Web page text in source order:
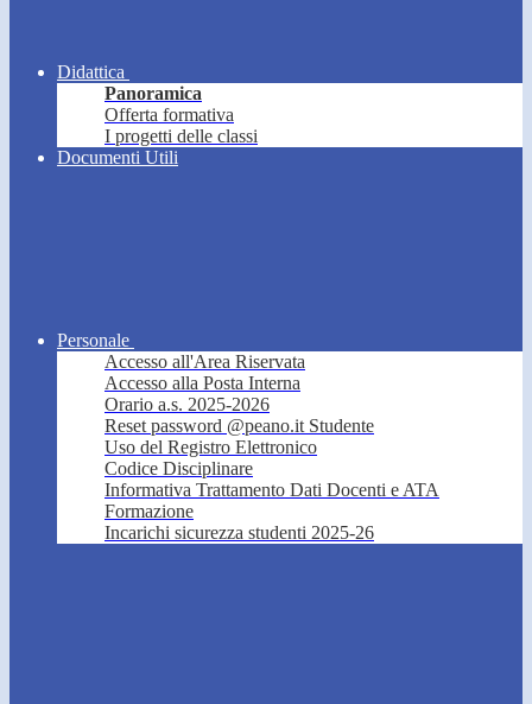
Didattica
Panoramica
Offerta formativa
I progetti delle classi
Documenti Utili
Personale
Accesso all'Area Riservata
Accesso alla Posta Interna
Orario a.s. 2025-2026
Reset password @peano.it Studente
Uso del Registro Elettronico
Codice Disciplinare
Informativa Trattamento Dati Docenti e ATA
Formazione
Incarichi sicurezza studenti 2025-26